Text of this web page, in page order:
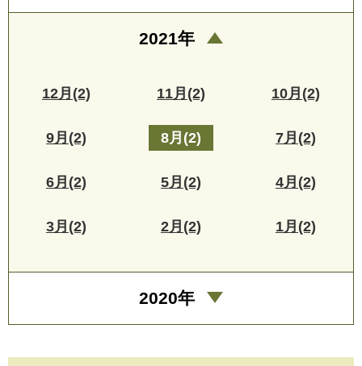
2021年
12月(2) 11月(2) 10月(2)
9月(2) 8月(2) 7月(2)
6月(2) 5月(2) 4月(2)
3月(2) 2月(2) 1月(2)
2020年